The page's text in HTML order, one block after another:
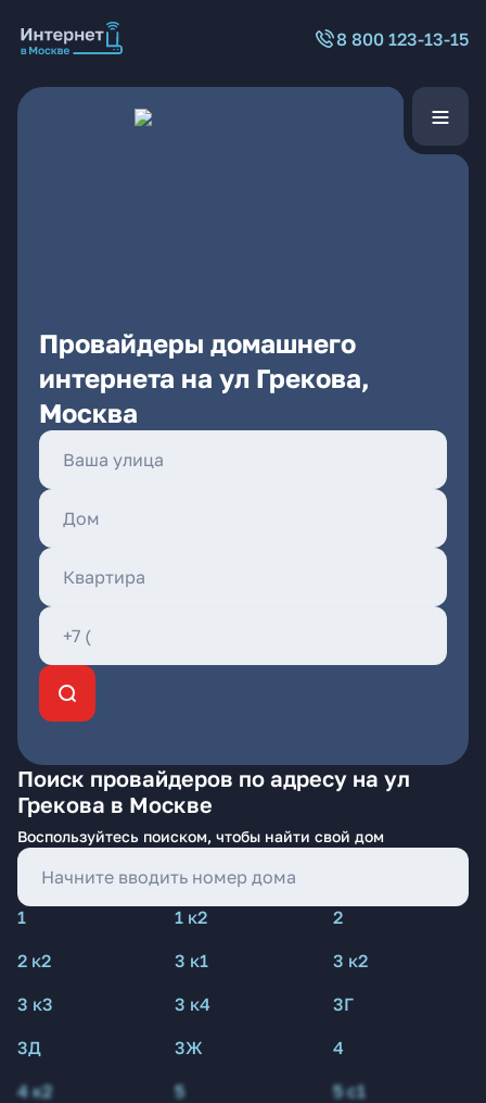
8 800 123-13-15
Провайдеры домашнего
интернета на ул Грекова,
Москва
Поиск провайдеров по адресу на ул
Грекова в Москве
Воспользуйтесь поиском, чтобы найти свой дом
1 1 к2
2
2 к2
3 к1
3 к2
3 к3
3 к4
3Г
3Д
3Ж
4
4 к2
5 5 с1